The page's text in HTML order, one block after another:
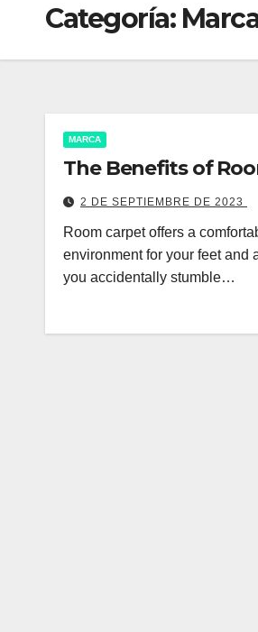
Categoría:
MARCA
The Benefits of
2 DE SEPTIEMBRE DE 2023
Room carpet offers a
environment for your feet and
you accidentally stumble…